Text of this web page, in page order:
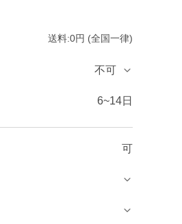
送料:0円 (全国一律)
不可
6~14日
可